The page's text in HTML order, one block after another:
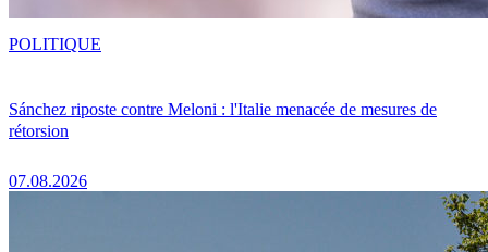
Sánchez riposte contre Meloni : l'Italie menacée de mesures de
rétorsion
07.08.2026
POLITIQUE